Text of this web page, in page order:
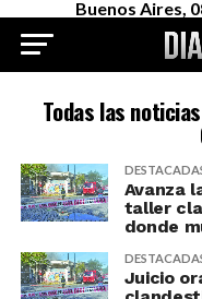
Buenos Aires,
Todas las
Avanza
taller
donde
Juicio